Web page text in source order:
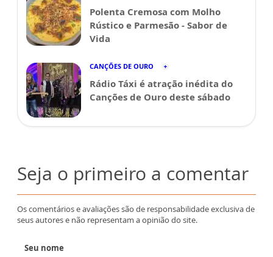
Polenta Cremosa com Molho
Rústico e Parmesão - Sabor de
Vida
CANÇÕES DE OURO
Rádio Táxi é atração inédita do
Canções de Ouro deste sábado
Seja o primeiro a comentar
Os comentários e avaliações são de responsabilidade exclusiva de
seus autores e não representam a opinião do site.
Seu nome